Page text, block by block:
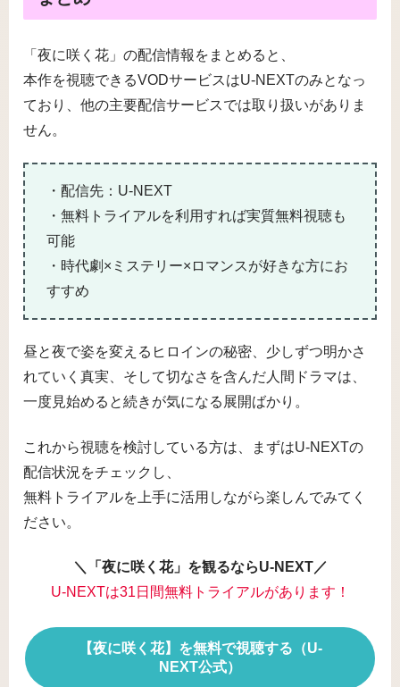
「夜に咲く花」の配信情報をまとめると、
本作を視聴できるVODサービスはU-NEXTのみとなっ
ており、他の主要配信サービスでは取り扱いがありま
せん。
・配信先：U-NEXT
・無料トライアルを利用すれば実質無料視聴も
可能
・時代劇×ミステリー×ロマンスが好きな方にお
すすめ
昼と夜で姿を変えるヒロインの秘密、少しずつ明かさ
れていく真実、そして切なさを含んだ人間ドラマは、
一度見始めると続きが気になる展開ばかり。
これから視聴を検討している方は、まずはU-NEXTの
配信状況をチェックし、
無料トライアルを上手に活用しながら楽しんでみてく
ださい。
＼「夜に咲く花」を観るならU-NEXT／
U-NEXTは31日間無料トライアルがあります！
【夜に咲く花】を無料で視聴する（U-
NEXT公式）